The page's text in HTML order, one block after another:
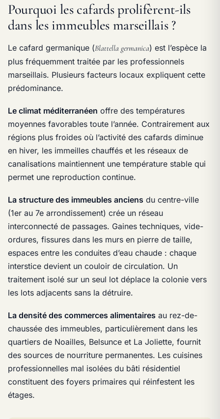
Pourquoi les cafards prolifèrent-ils
dans les immeubles marseillais ?
Le cafard germanique (Blattella germanica) est l’espèce la
plus fréquemment traitée par les professionnels
marseillais. Plusieurs facteurs locaux expliquent cette
prédominance.
Le climat méditerranéen offre des températures
moyennes favorables toute l’année. Contrairement aux
régions plus froides où l’activité des cafards diminue
en hiver, les immeilles chauffés et les réseaux de
canalisations maintiennent une température stable qui
permet une reproduction continue.
La structure des immeubles anciens du centre-ville
(1er au 7e arrondissement) crée un réseau
interconnecté de passages. Gaines techniques, vide-
ordures, fissures dans les murs en pierre de taille,
espaces entre les conduites d’eau chaude : chaque
interstice devient un couloir de circulation. Un
traitement isolé sur un seul lot déplace la colonie vers
les lots adjacents sans la détruire.
La densité des commerces alimentaires au rez-de-
chaussée des immeubles, particulièrement dans les
quartiers de Noailles, Belsunce et La Joliette, fournit
des sources de nourriture permanentes. Les cuisines
professionnelles mal isolées du bâti résidentiel
constituent des foyers primaires qui réinfestent les
étages.